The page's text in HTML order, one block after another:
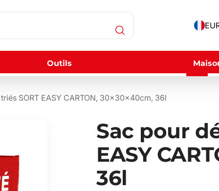
Outils
SORT EASY CARTON, 30x30x40cm, 36l
Sac pour
EASY
36l